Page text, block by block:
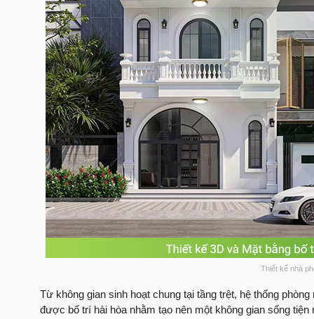
Thiết kế nhà
Từ không gian sinh hoạt chung tại tầng trệt, hệ thống
được bố trí hài hòa nhằm tạo nên một không gian sống